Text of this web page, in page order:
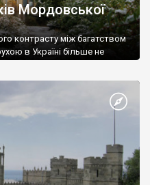
Мордовської
контрасту між багатством
в Україні більше не